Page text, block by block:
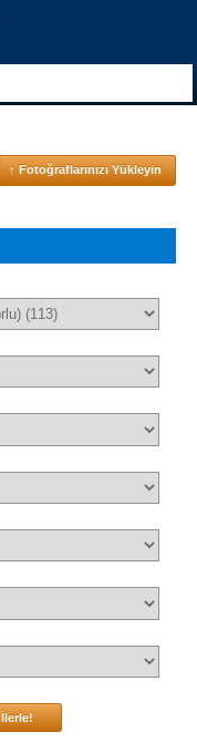
↑ Fotoğraflarınızı Yükleyin
İlerle!